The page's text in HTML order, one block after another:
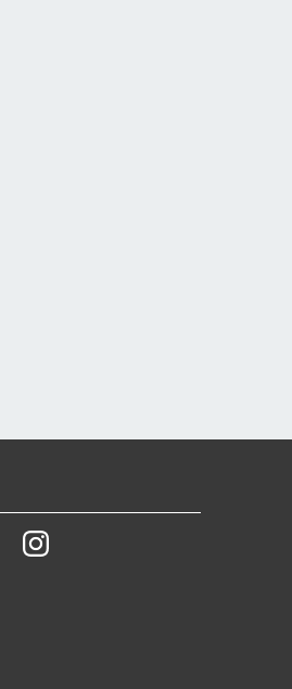
YoutubeInstagram